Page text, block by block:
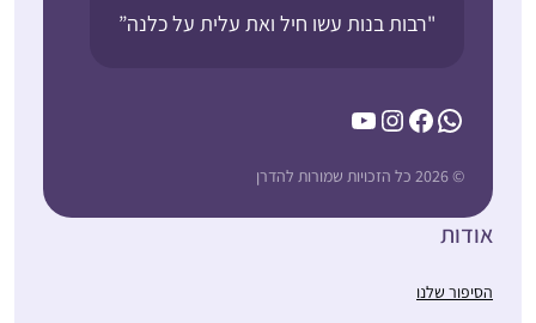
"רבות בנות עשו חיל ואת עלית על כלנה”
WhatsApp
Facebook
Instagram
YouTube
© 2026 כל הזכויות שמורות להדרן
אודות
הסיפור שלנו